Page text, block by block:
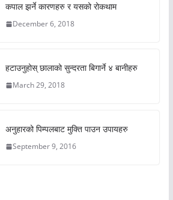
कपाल झर्ने कारणहरु र यसको रोकथाम
December 6, 2018
हटाउनुहोस् छालाको सुन्दरता बिगार्ने ४ बानीहरु
March 29, 2018
अनुहारको पिम्पलबाट मुक्ति पाउन उपायहरु
September 9, 2016